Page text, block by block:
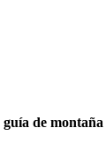
guía de montaña